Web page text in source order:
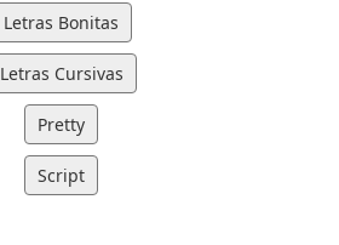
Letras Bonitas
Letras Cursivas
Pretty
Script